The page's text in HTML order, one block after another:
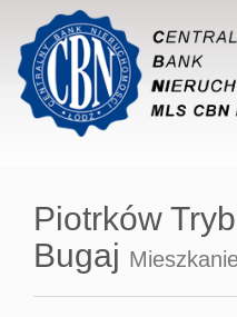
Piotrków
Bugaj